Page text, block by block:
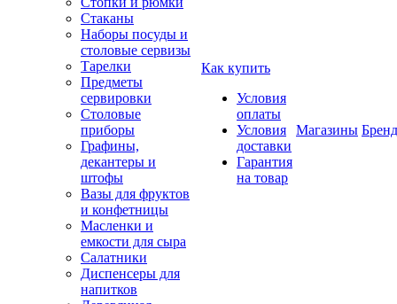
Стаканы
Наборы посуды и
столовые сервизы
Тарелки
Предметы
сервировки
Столовые
приборы
Графины,
декантеры и
штофы
Вазы для фруктов
и конфетницы
Масленки и
емкости для сыра
Салатники
Диспенсеры для
напитков
Как купить
Условия
оплаты
Условия
доставки
Гарантия
на товар
Магазины